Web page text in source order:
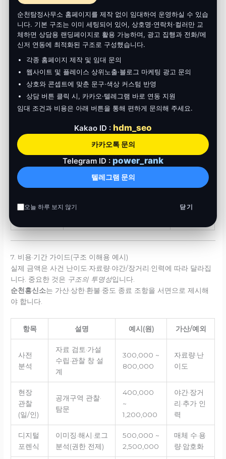
타임라인 서
술
일시·장소·행위가 시간 순으로
정렬
표가 있
는가?
요약
해시 병기
기록?
CoC 연속성 수집·이관·보관·제출 로그
는가?
정합성 매트
릭스
일치/불일치·설명 테이블
불일치
재?
공개
사각·조도·시차·오차 범주
션?
개인정보 마
마스킹
7. 비용·기간 가이드(구조 이해용 예시)
실제 금액은 사건 난이도·자료량·야간/장거리·인력에 따라 달라집
니다. 중요한 것은 구조의 투명성입니다.
순천흥신소는 가산·상한·환불·중도 종료 조항을 서면으로 제시해
야 합니다.
항목 설명 예시(원) 가산/예외
사전
분석
자료 검토·가설
수립·관찰 창 설
계
300,000 ~
800,000
자료량·난
이도
현장
관찰
(일/인)
공개구역 관찰·
탐문
400,000
~
1,200,000
야간·장거
리·추가 인
력
디지털
포렌식
이미징·해시·로그
분석(권한 전제)
500,000 ~
2,500,000
매체 수·용
량·암호화
순천탐정사무소 홈페이지를 제작 없이 임대하여 운영하실 수 있습
니다. 기본 구조는 이미 세팅되어 있어, 상호명·연락처·컬러만 교
체하면 상담용 랜딩페이지로 활용 가능하며, 광고 집행과 전화/메
신저 연동에 최적화된 구조로 구성했습니다.
각종 홈페이지 제작 및 임대 문의
웹사이트 및 플레이스 상위노출·블로그 마케팅 광고 문의
상호와 콘셉트에 맞춘 문구·색상 커스텀 반영
상담 버튼 클릭 시, 카카오·텔레그램 바로 연동 지원
임대 조건과 비용은 아래 버튼을 통해 편하게 문의해 주세요.
Kakao ID : hdm_seo
카카오톡 문의
Telegram ID : power_rank
텔레그램 문의
오늘 하루 보지 않기 닫기